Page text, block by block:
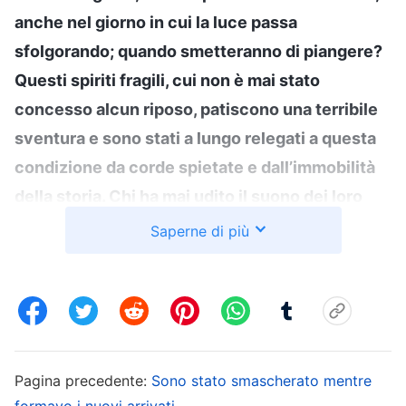
anche nel giorno in cui la luce passa
sfolgorando; quando smetteranno di piangere?
Questi spiriti fragili, cui non è mai stato
concesso alcun riposo, patiscono una terribile
sventura e sono stati a lungo relegati a questa
condizione da corde spietate e dall’immobilità
della storia. Chi ha mai udito il suono dei loro
gemiti? Chi ha mai considerato la loro
Come può Egli tollerare di vedere l’umanità
uomini sono le vittime di un avvelenamento.
Saperne di più
Pagina precedente: Sono stato smascherato mentre